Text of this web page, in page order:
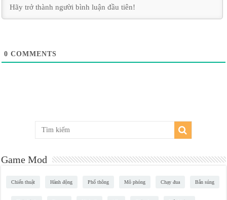
0 COMMENTS
Game Mod
Chiến thuật Hành động Phổ thông Mô phỏng Chạy đua Bắn súng